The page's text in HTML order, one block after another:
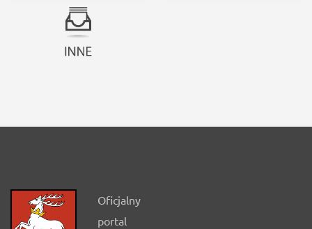
Oficjalny
portal